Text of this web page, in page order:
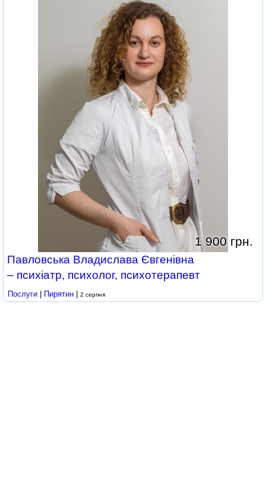
1 900 грн.
Павловська Владислава Євгенівна
– психіатр, психолог, психотерапевт
Послуги Пирятин 2 серпня